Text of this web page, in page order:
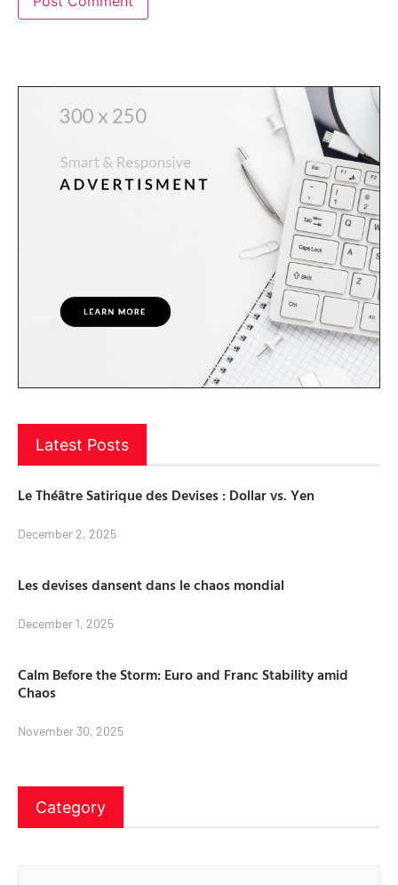
Latest Posts
Le Théâtre Satirique des Devises : Dollar vs. Yen
December 2, 2025
Les devises dansent dans le chaos mondial
December 1, 2025
Calm Before the Storm: Euro and Franc Stability amid
Chaos
November 30, 2025
Category